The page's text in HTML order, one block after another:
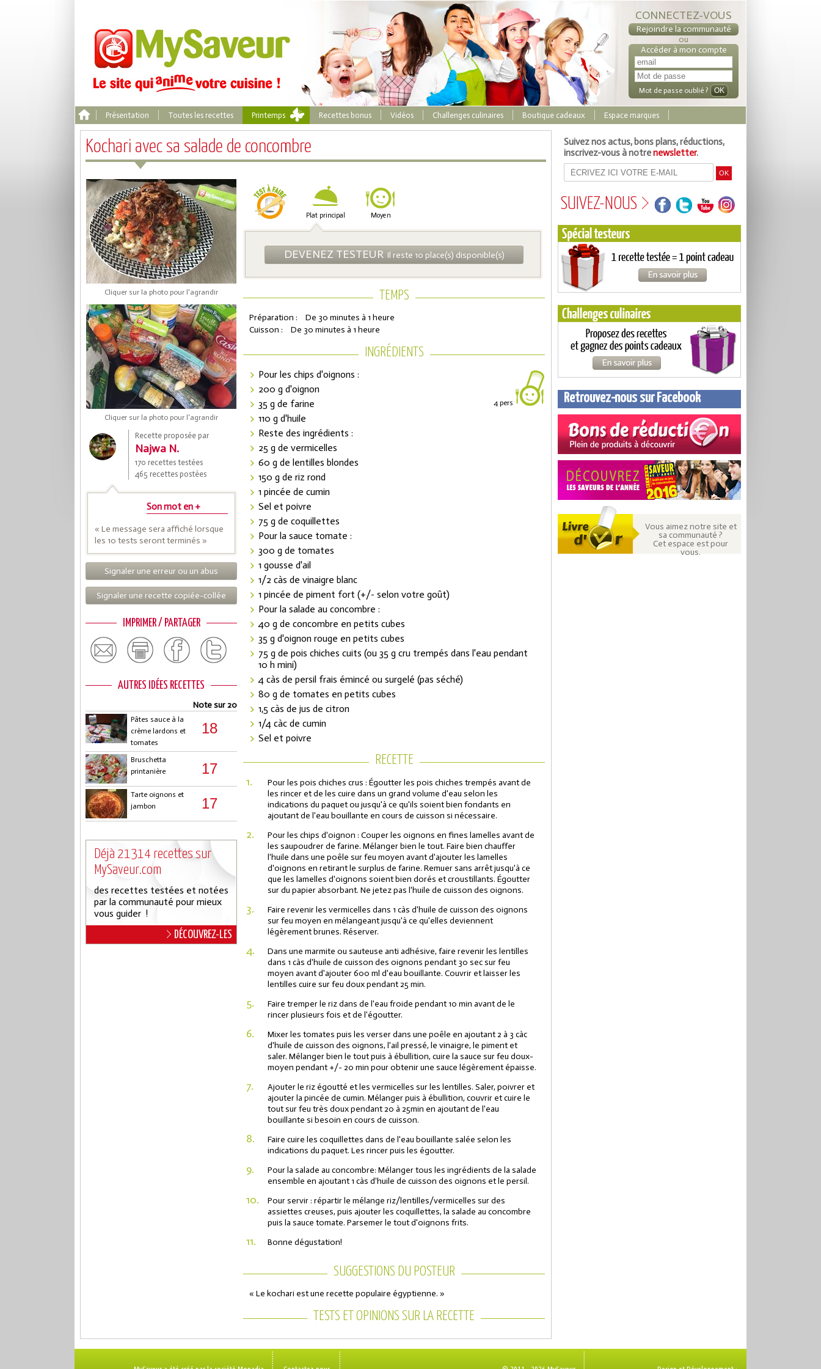
CONNECTEZ-VOUS
Rejoindre la communauté
ou
Accéder à mon compte
Mot de passe oublié ?
Présentation Toutes les recettes Printemps Recettes bonus Vidéos Challenges culinaires Boutique cadeaux Espace marques
Kochari avec sa salade de concombre
Cliquer sur la photo pour l'agrandir
Cliquer sur la photo pour l'agrandir
Recette proposée par
Najwa N.
170 recettes testées
465 recettes postées
Son mot en +
« Le message sera affiché lorsque
les 10 tests seront terminés »
Signaler une erreur ou un abus
Signaler une recette copiée-collée
IMPRIMER / PARTAGER
AUTRES IDÉES RECETTES
Note sur 20
Pâtes sauce à la
crème lardons et
tomates
18
Bruschetta
printanière
17
Tarte oignons et
jambon
17
Déjà 21314 recettes sur
MySaveur.com
des recettes testées et notées
par la communauté pour mieux
vous guider !
DÉCOUVREZ-LES
Plat principal Moyen
DEVENEZ TESTEURIl reste 10 place(s) disponible(s)
TEMPS
Préparation :
De 30 minutes à 1 heure
Cuisson :
De 30 minutes à 1 heure
INGRÉDIENTS
4 pers
Pour les chips d'oignons :
200 g d'oignon
35 g de farine
110 g d'huile
Reste des ingrédients :
25 g de vermicelles
60 g de lentilles blondes
150 g de riz rond
1 pincée de cumin
Sel et poivre
75 g de coquillettes
Pour la sauce tomate :
300 g de tomates
1 gousse d'ail
1/2 càs de vinaigre blanc
1 pincée de piment fort (+/- selon votre goût)
Pour la salade au concombre :
40 g de concombre en petits cubes
35 g d'oignon rouge en petits cubes
75 g de pois chiches cuits (ou 35 g cru trempés dans l'eau pendant
10 h mini)
4 càs de persil frais émincé ou surgelé (pas séché)
80 g de tomates en petits cubes
1,5 càs de jus de citron
1/4 càc de cumin
Sel et poivre
RECETTE
1.
Pour les pois chiches crus : Égoutter les pois chiches trempés avant de
les rincer et de les cuire dans un grand volume d'eau selon les
indications du paquet ou jusqu'à ce qu'ils soient bien fondants en
ajoutant de l'eau bouillante en cours de cuisson si nécessaire.
2.
Pour les chips d'oignon : Couper les oignons en fines lamelles avant de
les saupoudrer de farine. Mélanger bien le tout. Faire bien chauffer
l'huile dans une poêle sur feu moyen avant d'ajouter les lamelles
d'oignons en retirant le surplus de farine. Remuer sans arrêt jusqu'à ce
que les lamelles d'oignons soient bien dorés et croustillants. Égoutter
sur du papier absorbant. Ne jetez pas l'huile de cuisson des oignons.
3.
Faire revenir les vermicelles dans 1 càs d'huile de cuisson des oignons
sur feu moyen en mélangeant jusqu'à ce qu'elles deviennent
légèrement brunes. Réserver.
4.
Dans une marmite ou sauteuse anti adhésive, faire revenir les lentilles
dans 1 càs d'huile de cuisson des oignons pendant 30 sec sur feu
moyen avant d'ajouter 600 ml d'eau bouillante. Couvrir et laisser les
lentilles cuire sur feu doux pendant 25 min.
5.
Faire tremper le riz dans de l'eau froide pendant 10 min avant de le
rincer plusieurs fois et de l'égoutter.
6.
Mixer les tomates puis les verser dans une poêle en ajoutant 2 à 3 càc
d'huile de cuisson des oignons, l'ail pressé, le vinaigre, le piment et
saler. Mélanger bien le tout puis à ébullition, cuire la sauce sur feu doux-
moyen pendant +/- 20 min pour obtenir une sauce légèrement épaisse.
7.
Ajouter le riz égoutté et les vermicelles sur les lentilles. Saler, poivrer et
ajouter la pincée de cumin. Mélanger puis à ébullition, couvrir et cuire le
tout sur feu très doux pendant 20 à 25min en ajoutant de l'eau
bouillante si besoin en cours de cuisson.
8.
Faire cuire les coquillettes dans de l'eau bouillante salée selon les
indications du paquet. Les rincer puis les égoutter.
9.
Pour la salade au concombre: Mélanger tous les ingrédients de la salade
ensemble en ajoutant 1 càs d'huile de cuisson des oignons et le persil.
10.
Pour servir : répartir le mélange riz/lentilles/vermicelles sur des
assiettes creuses, puis ajouter les coquillettes, la salade au concombre
puis la sauce tomate. Parsemer le tout d'oignons frits.
11. Bonne dégustation!
SUGGESTIONS DU POSTEUR
« Le kochari est une recette populaire égyptienne. »
TESTS ET OPINIONS SUR LA RECETTE
Suivez nos actus, bons plans, réductions,
inscrivez-vous à notrenewsletter.
SUIVEZ-NOUS
Retrouvez-nous sur Facebook
Coupons de réduction
Saveurs de l'Année
Vous aimez notre site et
sa communauté ?
Cet espace est pour
vous.